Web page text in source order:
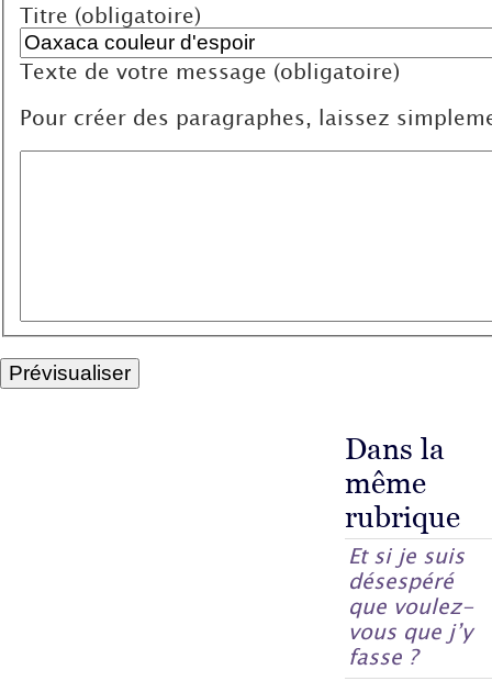
Titre (obligatoire)
Texte de votre message (obligatoire)
Pour créer des paragraphes, laissez
Dans la
même
rubrique
Et si je suis
désespéré
que voulez-
vous que j’y
fasse ?